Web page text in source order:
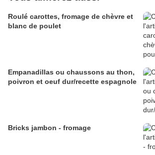
Roulé carottes, fromage de chèvre et
blanc de poulet
Empanadillas ou chaussons au thon,
poivron et oeuf dur/recette espagnole
Bricks jambon - fromage